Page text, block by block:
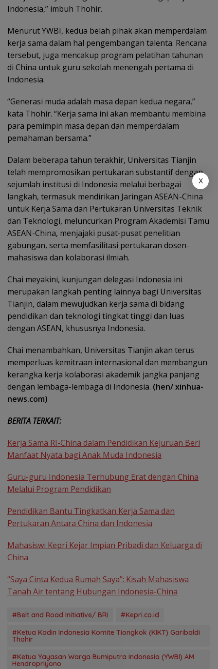
Indonesia,” imbuh Thohir.
Menurut YWBI, kedua belah pihak akan memperdalam
kerja sama dalam hal pengembangan talenta. Rencana
tersebut, juga mencakup program pelatihan tahunan
di China untuk guru sekolah menengah pertama di
Indonesia.
“Generasi muda adalah masa depan kedua negara,”
kata Thohir. “Kerja sama ini akan membantu membina
para pemimpin masa depan dan memperdalam
pemahaman bersama.”
Dalam beberapa tahun terakhir, Universitas Tianjin
telah mempromosikan pertukaran substantif dengan
sejumlah institusi di Indonesia melalui berbagai
langkah, termasuk mendirikan Jaringan ASEAN-China
untuk Kerja Sama dan Pertukaran Universitas Teknik
dan Teknologi, meluncurkan Program Akademisi Tamu
ASEAN-China, menjajaki pusat-pusat penelitian
gabungan, serta memfasilitasi pertukaran dosen-
mahasiswa dan kolaborasi ilmiah.
Chai meyakini, kunjungan delegasi Indonesia ini
merupakan langkah penting lainnya bagi Universitas
Tianjin, dalam mewujudkan kerja sama di bidang
pendidikan dan teknologi tingkat tinggi dan luas
dengan ASEAN, khususnya Indonesia.
Chai menambahkan, Universitas Tianjin akan terus
memperluas kemitraan internasional dan membangun
kerangka kerja kolaborasi akademik jangka panjang
dengan lembaga-lembaga di Indonesia. (hen/ xinhua-
news.com)
BERITA TERKAIT:
Kerja Sama RI-China dalam Pendidikan Kejuruan Beri
Manfaat Nyata bagi Anak Muda Indonesia
Guru-guru Indonesia Terhubung Erat dengan China
Melalui Program Pendidikan
Pendidikan Bantu Tingkatkan Kerja Sama dan
Pertukaran Antara China dan Indonesia
Mahasiswi Kepri Kejar Impian Pribadi dan Keluarga di
China
“Saya Cinta Kedua Rumah Saya”: Kisah Mahasiswa
Tanah Air tentang Hubungan Indonesia-China
#Belt and Road Initiative/ BRI
#Kepri.co.id
#Ketua Kadin Indonesia Komite Tiongkok (KIKT) Garibaldi
Thohir
#Ketua Yayasan Warga Bumiputra Indonesia (YWBI) AM
Hendropriyono
X